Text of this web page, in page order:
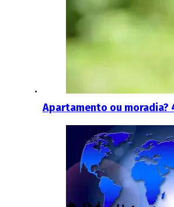
Apartamento ou moradia?